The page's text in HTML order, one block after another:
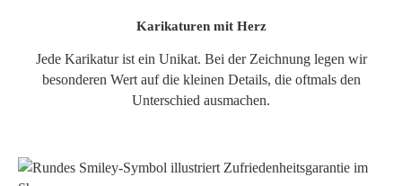
Karikaturen mit Herz
Jede Karikatur ist ein Unikat. Bei der Zeichnung legen wir
besonderen Wert auf die kleinen Details, die oftmals den
Unterschied ausmachen.